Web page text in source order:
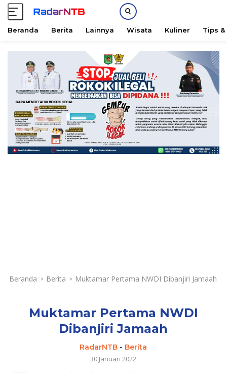
Beranda Berita Lainnya Wisata Kuliner Tips &
Beranda Berita Muktamar Pertama NWDI Dibanjiri Jamaah
Muktamar Pertama NWDI
Dibanjiri Jamaah
RadarNTB - Berita
30 Januari 2022